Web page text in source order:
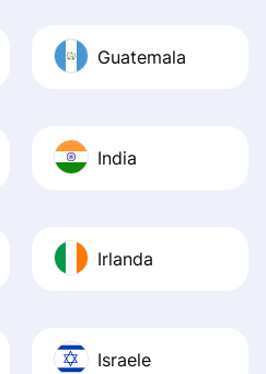
Guatemala
India
Irlanda
Israele